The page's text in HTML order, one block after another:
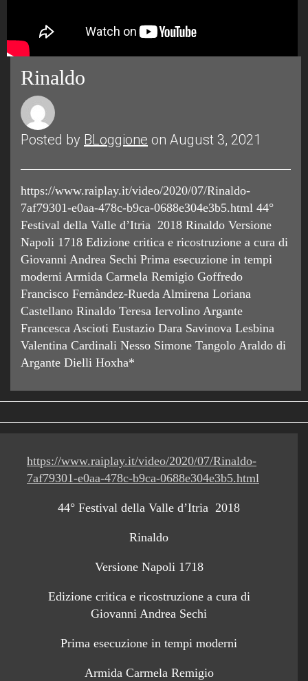
Rinaldo
Posted by BLoggione on August 3, 2021
https://www.raiplay.it/video/2020/07/Rinaldo-
7af79301-e0aa-478c-b9ca-0688e304e3b5.html 44°
Festival della Valle d’Itria 2018 Rinaldo Versione
Napoli 1718 Edizione critica e ricostruzione a cura di
Giovanni Andrea Sechi Prima esecuzione in tempi
moderni Armida Carmela Remigio Goffredo
Francisco Fernàndez-Rueda Almirena Loriana
Castellano Rinaldo Teresa Iervolino Argante
Francesca Ascioti Eustazio Dara Savinova Lesbina
Valentina Cardinali Nesso Simone Tangolo Araldo di
Argante Dielli Hoxha*
https://www.raiplay.it/video/2020/07/Rinaldo-
7af79301-e0aa-478c-b9ca-0688e304e3b5.html
44° Festival della Valle d’Itria 2018
Rinaldo
Versione Napoli 1718
Edizione critica e ricostruzione a cura di
Giovanni Andrea Sechi
Prima esecuzione in tempi moderni
Armida Carmela Remigio